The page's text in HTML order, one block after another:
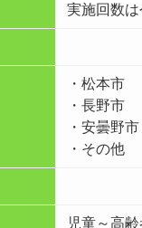
実施回数は
・松本市
・長野市
・安曇野市
・その他
児童～高